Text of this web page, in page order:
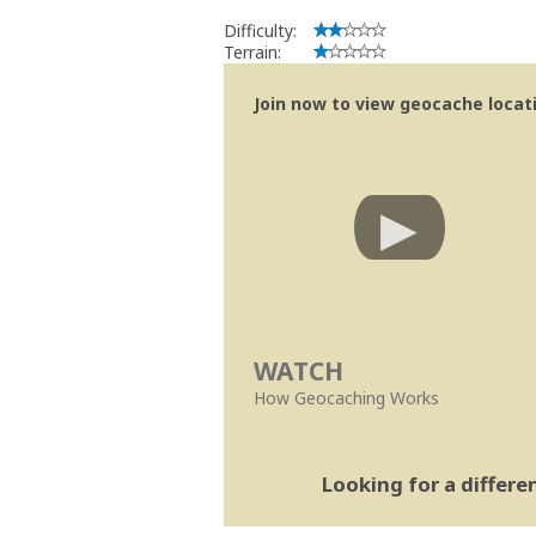
implicações que as guidelines
Se no local existe algum container,
Obrigado
Geocaching.com Volunteer Cache
Difficulty:
Terrain:
Join now to view geocache
WATCH
How Geocaching Works
Looking for a